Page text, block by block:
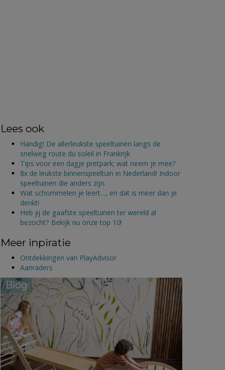
Lees ook
Handig! De allerleukste speeltuinen langs de
snelweg route du soleil in Frankrijk
Tips voor een dagje pretpark; wat neem je mee?
8x de leukste binnenspeeltuin in Nederland! Indoor
speeltuinen die anders zijn.
Wat schommelen je leert…, en dat is meer dan je
denkt!
Heb jij de gaafste speeltuinen ter wereld al
bezocht? Bekijk nu onze top 10!
Meer inpiratie
Ontdekkingen van PlayAdvisor
Aanraders
Blog